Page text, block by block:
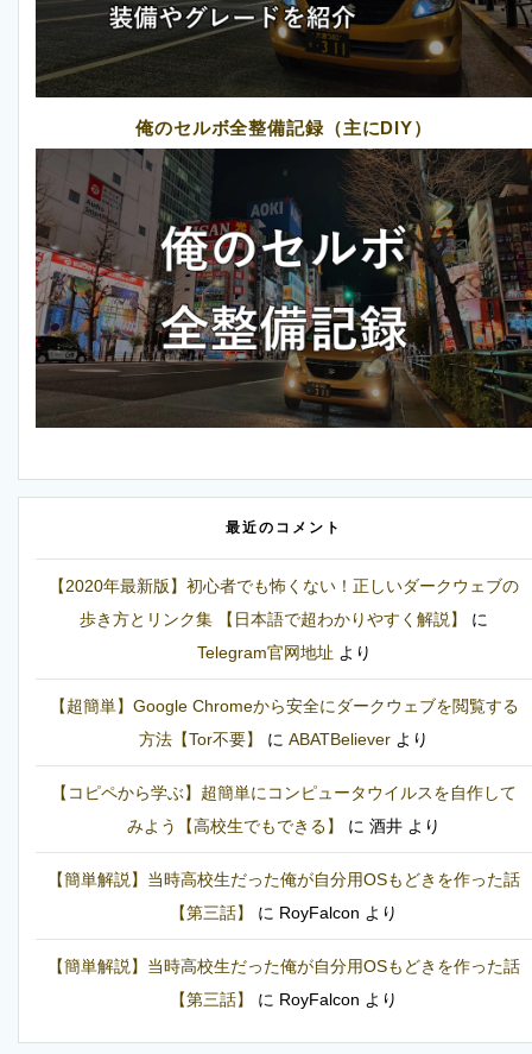
俺のセルボ全整備記録（主にDIY）
最近のコメント
【2020年最新版】初心者でも怖くない！正しいダークウェブの
歩き方とリンク集 【日本語で超わかりやすく解説】
に
Telegram官网地址 より
【超簡単】Google Chromeから安全にダークウェブを閲覧する
方法【Tor不要】
に ABATBeliever より
【コピペから学ぶ】超簡単にコンピュータウイルスを自作して
みよう【高校生でもできる】
に 酒井 より
【簡単解説】当時高校生だった俺が自分用OSもどきを作った話
【第三話】
に RoyFalcon より
【簡単解説】当時高校生だった俺が自分用OSもどきを作った話
【第三話】
に RoyFalcon より